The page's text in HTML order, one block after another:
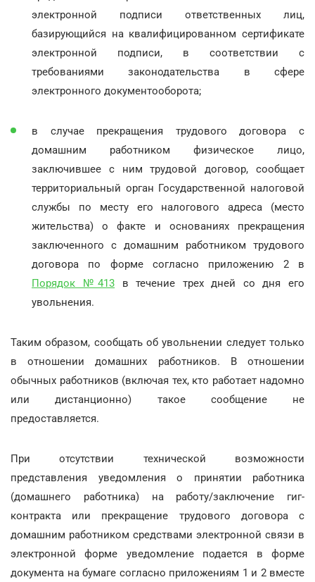
электронной подписи ответственных лиц,
базирующийся на квалифицированном сертификате
электронной подписи, в соответствии с
требованиями законодательства в сфере
электронного документооборота;
в случае прекращения трудового договора с
домашним работником физическое лицо,
заключившее с ним трудовой договор, сообщает
территориальный орган Государственной налоговой
службы по месту его налогового адреса (место
жительства) о факте и основаниях прекращения
заключенного с домашним работником трудового
договора по форме согласно приложению 2 в
Порядок №413 в течение трех дней со дня его
увольнения.
Таким образом, сообщать об увольнении следует только
в отношении домашних работников. В отношении
обычных работников (включая тех, кто работает надомно
или дистанционно) такое сообщение не
предоставляется.
При отсутствии технической возможности
представления уведомления о принятии работника
(домашнего работника) на работу/заключение гиг-
контракта или прекращение трудового договора с
домашним работником средствами электронной связи в
электронной форме уведомление подается в форме
документа на бумаге согласно приложениям 1 и 2 вместе